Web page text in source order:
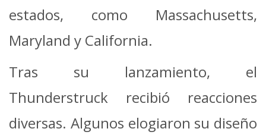
estados, como Massachusetts,
Maryland y California.
Tras su lanzamiento, el
Thunderstruck recibió reacciones
diversas. Algunos elogiaron su diseño